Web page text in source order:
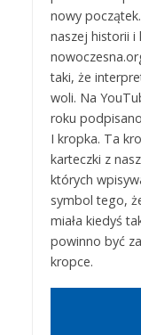
nowy
naszej historii i
taki, że
woli. Na
roku
I kropka. Ta
karteczki z
których
symbol tego,
miała kiedyś
powinno być
kropce.